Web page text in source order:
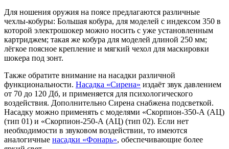
Для ношения оружия на поясе предлагаются различные
чехлы-кобуры: Большая кобура, для моделей с индексом 350 в
которой электрошокер можно носить с уже установленным
картриджем; такая же кобура для моделей длиной 250 мм;
лёгкое поясное крепление и мягкий чехол для маскировки
шокера под зонт.
Также обратите внимание на насадки различной
функциональности. Насадка «Сирена» издаёт звук давлением
от 70 до 120 Дб, и применяется для психологического
воздействия. Дополнительно Сирена снабжена подсветкой.
Насадку можно применять с моделями «Скорпион-350-А (АЦ)
(тип 01) и «Скорпион-250-А (АЦ) (тип 02). Если нет
необходимости в звуковом воздействии, то имеются
аналогичные насадки «Фонарь», обеспечивающие более